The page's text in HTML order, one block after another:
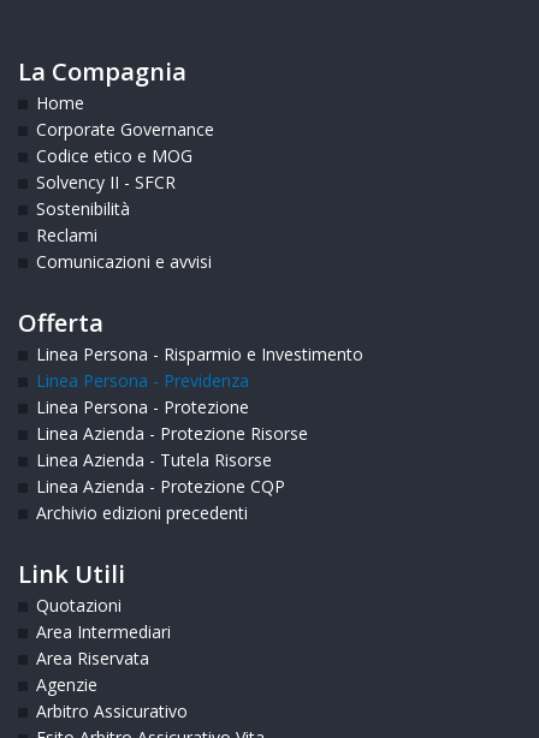
La Compagnia
Home
Corporate Governance
Codice etico e MOG
Solvency II - SFCR
Sostenibilità
Reclami
Comunicazioni e avvisi
Offerta
Linea Persona - Risparmio e Investimento
Linea Persona - Previdenza
Linea Persona - Protezione
Linea Azienda - Protezione Risorse
Linea Azienda - Tutela Risorse
Linea Azienda - Protezione CQP
Archivio edizioni precedenti
Link Utili
Quotazioni
Area Intermediari
Area Riservata
Agenzie
Arbitro Assicurativo